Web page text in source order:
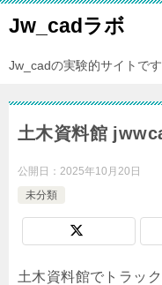
Jw_cadラボ
Jw_cadの実験的サイトです
土木資料館
公開日： 2025年10月20日
未分類
土木資料館でトラッ